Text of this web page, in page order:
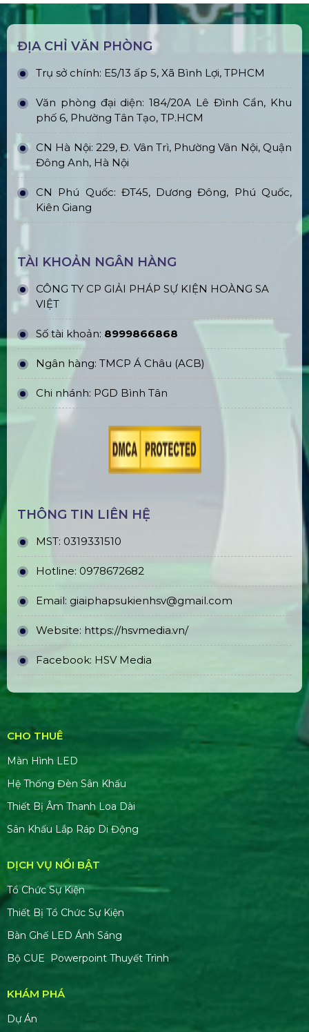
ĐỊA CHỈ VĂN PHÒNG
Trụ sở chính: E5/13 ấp 5, Xã Bình Lợi, TPHCM
Văn phòng đại diện: 184/20A Lê Đình Cẩn, Khu
phố 6, Phường Tân Tạo, TP.HCM
CN Hà Nội: 229, Đ. Vân Trì, Phường Vân Nội, Quận
Đông Anh, Hà Nội
CN Phú Quốc: ĐT45, Dương Đông, Phú Quốc,
Kiên Giang
TÀI KHOẢN NGÂN HÀNG
CÔNG TY CP GIẢI PHÁP SỰ KIỆN HOÀNG SA
VIỆT
Số tài khoản: 8999866868
Ngân hàng: TMCP Á Châu (ACB)
Chi nhánh: PGD Bình Tân
THÔNG TIN LIÊN HỆ
MST: 0319331510
Hotline: 0978672682
Email: giaiphapsukienhsv@gmail.com
Website: https://hsvmedia.vn/
Facebook: HSV Media
CHO THUÊ
Màn Hình LED
Hệ Thống Đèn Sân Khấu
Thiết Bị Âm Thanh Loa Dài
Sân Khấu Lắp Ráp Di Động
DỊCH VỤ NỔI BẬT
Tổ Chức Sự Kiện
Thiết Bị Tổ Chức Sự Kiện
Bàn Ghế LED Ánh Sáng
Bộ CUE Powerpoint Thuyết Trình
KHÁM PHÁ
Dự Án